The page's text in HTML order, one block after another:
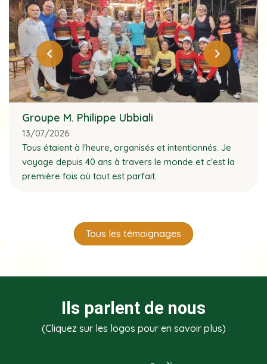
Groupe M. Philippe Ubbiali
13/07/2026
Tous étaient à l'heure, organisés et intentionnés. Je
voyage depuis 40 ans à travers le monde et c'est la
première fois où tout est parfait.
Tous les témoignages
Ils parlent de nous
(Cliquez sur les logos pour en savoir plus)